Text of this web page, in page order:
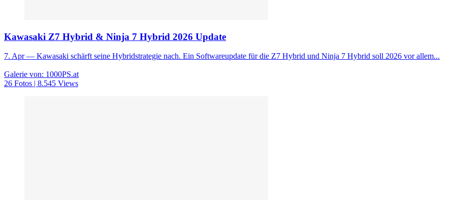
Kawasaki Z7 Hybrid & Ninja 7 Hybrid 2026 Update
7. Apr— Kawasaki schärft seine Hybridstrategie nach. Ein Softwareupdate für die Z7 Hybrid und Ninja 7 Hybrid soll 2026 vor allem...
Galerie von: 1000PS.at
26 Fotos | 8.545 Views